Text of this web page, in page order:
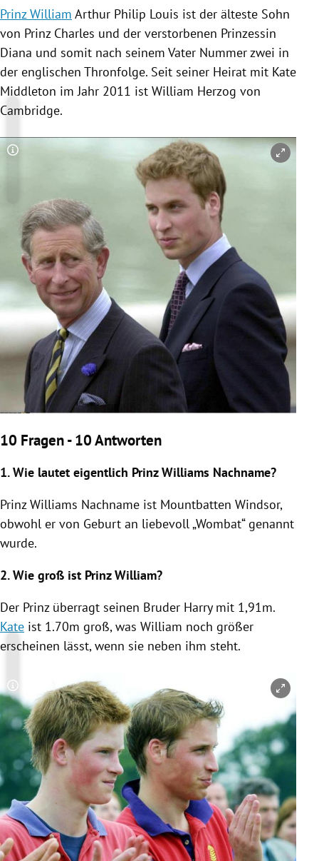
Untermenü
Prinz William Arthur Philip Louis ist der älteste Sohn
von Prinz Charles und der verstorbenen Prinzessin
Diana und somit nach seinem Vater Nummer zwei in
der englischen Thronfolge. Seit seiner Heirat mit Kate
Middleton im Jahr 2011 ist William Herzog von
Cambridge.
Copyright-Hinweis öffnen/schließen
10 Fragen - 10 Antworten
1. Wie lautet eigentlich Prinz Williams Nachname?
Prinz Williams Nachname ist Mountbatten Windsor,
obwohl er von Geburt an liebevoll „Wombat“ genannt
wurde.
2. Wie groß ist Prinz William?
Der Prinz überragt seinen Bruder Harrymit 1,91m.
Kate ist 1.70m groß, was William noch größer
erscheinen lässt, wenn sie neben ihm steht.
Copyright-Hinweis öffnen/schließen